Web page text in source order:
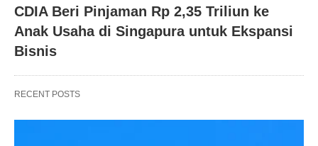
CDIA Beri Pinjaman Rp 2,35 Triliun ke
Anak Usaha di Singapura untuk Ekspansi
Bisnis
RECENT POSTS